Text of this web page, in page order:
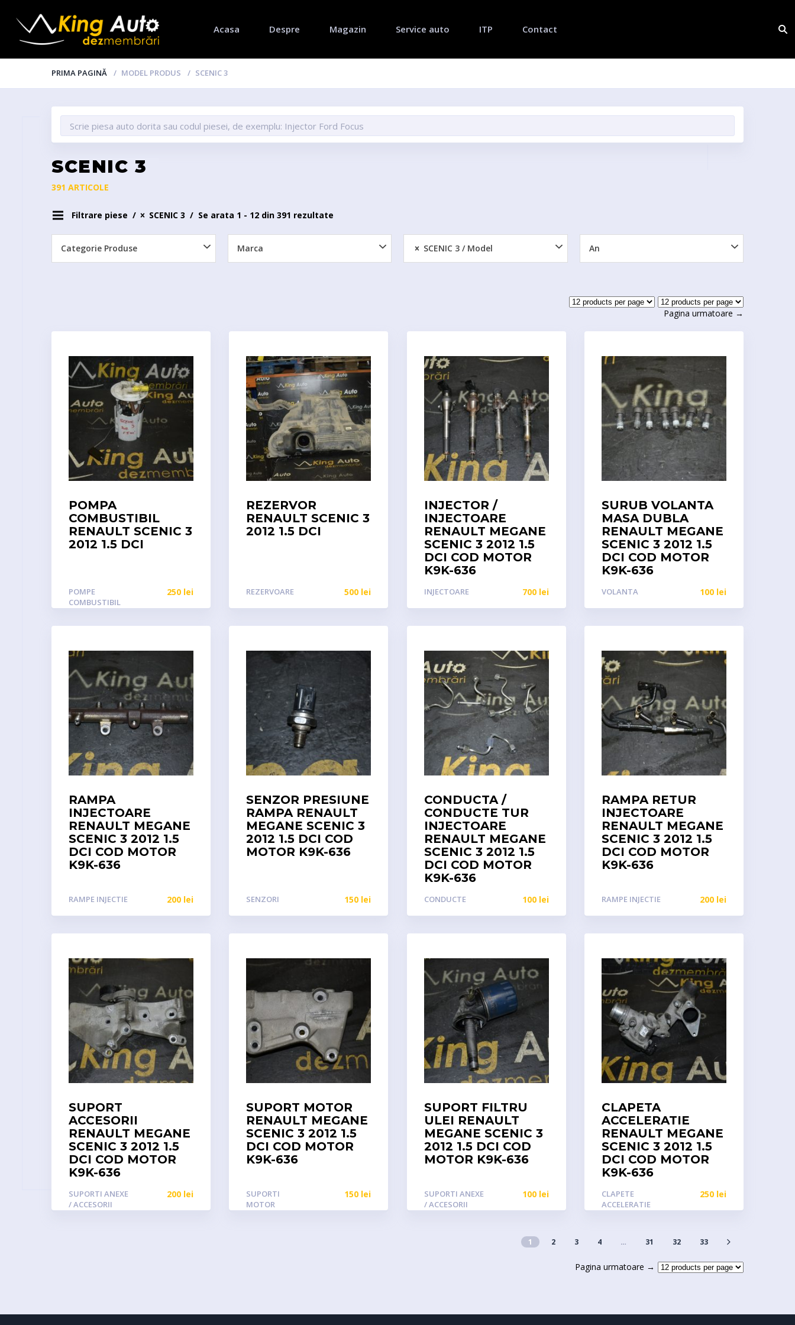
Acasa Despre Magazin Service auto ITP Contact
PRIMA PAGINĂ MODEL PRODUS SCENIC 3
SCENIC 3
391 ARTICOLE
Filtrare piese SCENIC 3 Se arata 1 - 12 din 391 rezultate
Categorie Produse Marca SCENIC 3 Model An
Pagina urmatoare →
POMPA
COMBUSTIBIL
RENAULT SCENIC 3
2012 1.5 DCI
POMPE
COMBUSTIBIL
250 lei
REZERVOR
RENAULT SCENIC 3
2012 1.5 DCI
REZERVOARE 500 lei
INJECTOR /
INJECTOARE
RENAULT MEGANE
SCENIC 3 2012 1.5
DCI COD MOTOR
K9K-636
INJECTOARE 700 lei
SURUB VOLANTA
MASA DUBLA
RENAULT MEGANE
SCENIC 3 2012 1.5
DCI COD MOTOR
K9K-636
VOLANTA 100 lei
RAMPA
INJECTOARE
RENAULT MEGANE
SCENIC 3 2012 1.5
DCI COD MOTOR
K9K-636
RAMPE INJECTIE 200 lei
SENZOR PRESIUNE
RAMPA RENAULT
MEGANE SCENIC 3
2012 1.5 DCI COD
MOTOR K9K-636
SENZORI 150 lei
CONDUCTA /
CONDUCTE TUR
INJECTOARE
RENAULT MEGANE
SCENIC 3 2012 1.5
DCI COD MOTOR
K9K-636
CONDUCTE 100 lei
RAMPA RETUR
INJECTOARE
RENAULT MEGANE
SCENIC 3 2012 1.5
DCI COD MOTOR
K9K-636
RAMPE INJECTIE 200 lei
SUPORT
ACCESORII
RENAULT MEGANE
SCENIC 3 2012 1.5
DCI COD MOTOR
K9K-636
SUPORTI ANEXE
/ ACCESORII
200 lei
SUPORT MOTOR
RENAULT MEGANE
SCENIC 3 2012 1.5
DCI COD MOTOR
K9K-636
SUPORTI
MOTOR
150 lei
SUPORT FILTRU
ULEI RENAULT
MEGANE SCENIC 3
2012 1.5 DCI COD
MOTOR K9K-636
SUPORTI ANEXE
/ ACCESORII
100 lei
CLAPETA
ACCELERATIE
RENAULT MEGANE
SCENIC 3 2012 1.5
DCI COD MOTOR
K9K-636
CLAPETE
ACCELERATIE
250 lei
1 2 3 4 … 31 32 33
Pagina urmatoare →